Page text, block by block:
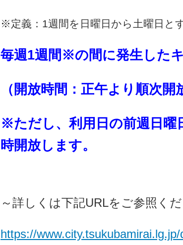
※定義：1週間を日曜日から土曜日と
毎週1週間※の間に発生した
（開放時間：正午より順次開
※ただし、利用日の前週日
時開放します。
～詳しくは下記URLをご参照く
https://